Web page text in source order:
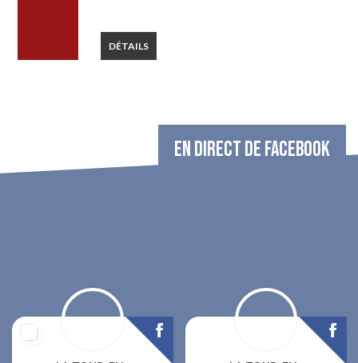
DÉTAILS
EN DIRECT DE FACEBOOK